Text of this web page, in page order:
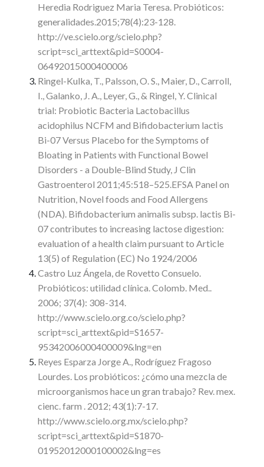
Heredia Rodriguez Maria Teresa. Probióticos:
generalidades.2015;78(4):23-128.
http://ve.scielo.org/scielo.php?
script=sci_arttext&pid=S0004-
06492015000400006
Ringel-Kulka, T., Palsson, O. S., Maier, D., Carroll,
I., Galanko, J. A., Leyer, G., & Ringel, Y. Clinical
trial: Probiotic Bacteria Lactobacillus
acidophilus NCFM and Bifidobacterium lactis
Bi-07 Versus Placebo for the Symptoms of
Bloating in Patients with Functional Bowel
Disorders - a Double-Blind Study, J Clin
Gastroenterol 2011;45:518–525.EFSA Panel on
Nutrition, Novel foods and Food Allergens
(NDA). Bifidobacterium animalis subsp. lactis Bi-
07 contributes to increasing lactose digestion:
evaluation of a health claim pursuant to Article
13(5) of Regulation (EC) No 1924/2006
Castro Luz Ángela, de Rovetto Consuelo.
Probióticos: utilidad clínica. Colomb. Med..
2006; 37(4): 308-314.
http://www.scielo.org.co/scielo.php?
script=sci_arttext&pid=S1657-
95342006000400009&lng=en
Reyes Esparza Jorge A., Rodríguez Fragoso
Lourdes. Los probióticos: ¿cómo una mezcla de
microorganismos hace un gran trabajo? Rev. mex.
cienc. farm . 2012; 43(1):7-17.
http://www.scielo.org.mx/scielo.php?
script=sci_arttext&pid=S1870-
01952012000100002&lng=es